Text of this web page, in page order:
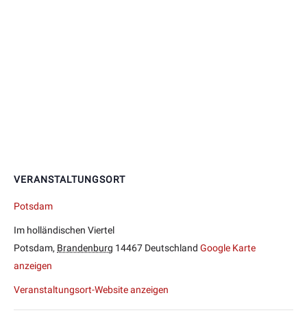
VERANSTALTUNGSORT
Potsdam
Im holländischen Viertel
Potsdam, Brandenburg 14467 Deutschland Google Karte
anzeigen
Veranstaltungsort-Website anzeigen